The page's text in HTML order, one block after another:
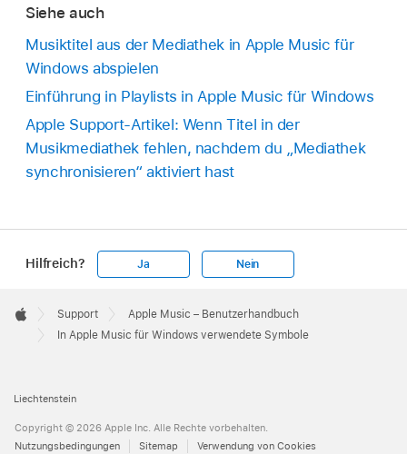
Siehe auch
Musiktitel aus der Mediathek in Apple Music für
Windows abspielen
Einführung in Playlists in Apple Music für Windows
Apple Support-Artikel: Wenn Titel in der
Musikmediathek fehlen, nachdem du „Mediathek
synchronisieren“ aktiviert hast
Hilfreich? Ja Nein
Footer

Apple
Support
Apple Music – Benutzerhandbuch
In Apple Music für Windows verwendete Symbole
Liechtenstein
Copyright © 2026 Apple Inc. Alle Rechte vorbehalten.
Nutzungsbedingungen
Sitemap Verwendung von Cookies